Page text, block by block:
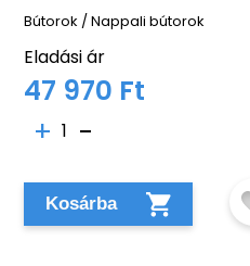
Bútorok /Nappali bútorok
Eladási ár
47 970 Ft
1
Kosárba